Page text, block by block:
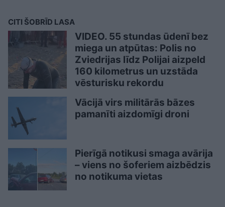
CITI ŠOBRĪD LASA
VIDEO. 55 stundas ūdenī bez
miega un atpūtas: Polis no
Zviedrijas līdz Polijai aizpeld
160 kilometrus un uzstāda
vēsturisku rekordu
Vācijā virs militārās bāzes
pamanīti aizdomīgi droni
Pierīgā notikusi smaga avārija
– viens no šoferiem aizbēdzis
no notikuma vietas